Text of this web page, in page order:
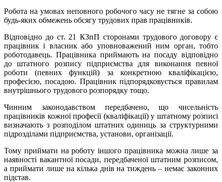
Робота на умовах неповного робочого часу не тягне за собою
будь-яких обмежень обсягу трудових прав працівників.
Відповідно до ст. 21 КЗпП сторонами трудового договору є
працівник і власник або уповноважений ним орган, тобто
роботодавець. Працівника приймають на посаду відповідно
до штатного розпису підприємства для виконання певної
роботи (певних функцій) за конкретною кваліфікацією,
професією, посадою. Працівник підпорядковується правилам
внутрішнього трудового розпорядку тощо.
Чинним законодавством передбачено, що чисельність
працівників кожної професії (кваліфікації) у штатному розписі
визначають з розподілом штатних одиниць за структурними
підрозділами підприємства, установи, організації.
Тому приймати на роботу іншого працівника можна лише за
наявності вакантної посади, передбаченої штатним розписом,
а приймати лише на кілька днів на тиждень – немає законних
підстав.